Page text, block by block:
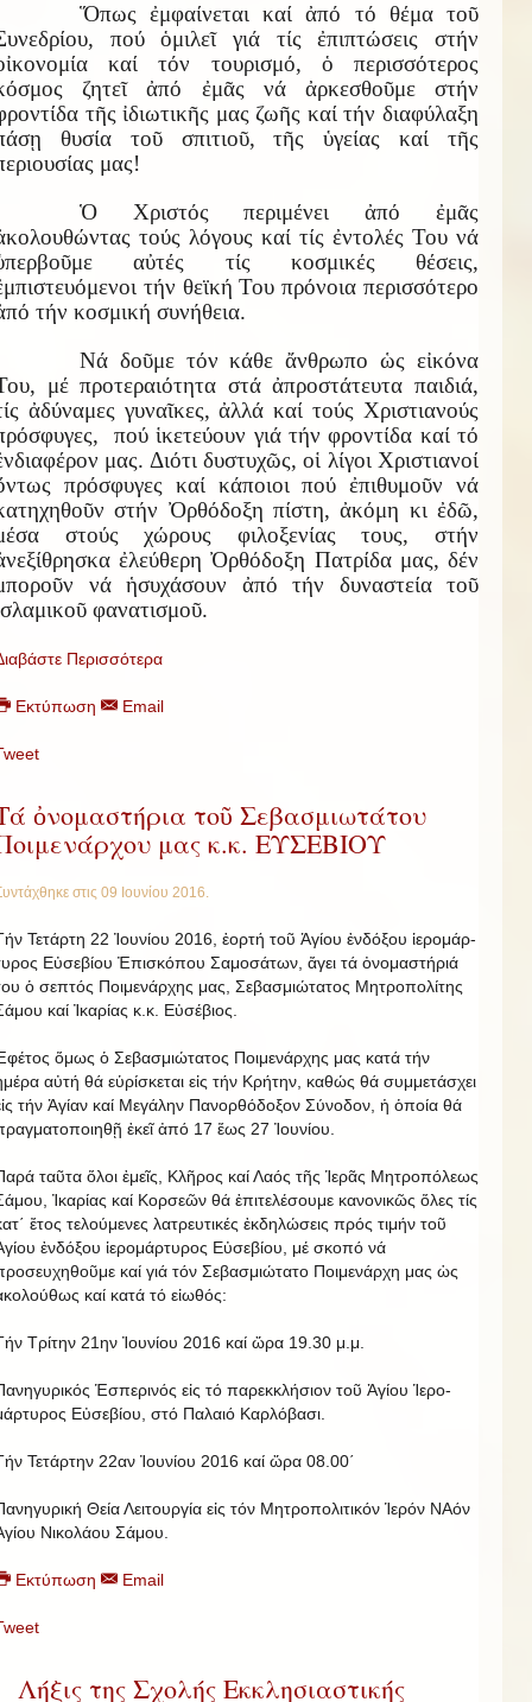
Ὅπως ἐμφαίνεται καί ἀπό τό θέμα τοῦ
πού ὁμιλεῖ γιά τίς ἐπιπτώσεις στήν
καί τόν τουρισμό, ὁ περισσότερος
ζητεῖ ἀπό ἐμᾶς νά ἀρκεσθοῦμε στήν
τῆς ἰδιωτικῆς μας ζωῆς καί τήν διαφύλαξη
θυσία τοῦ σπιτιοῦ, τῆς ὑγείας καί τῆς
μας!
Ὁ Χριστός περιμένει ἀπό ἐμᾶς
τούς λόγους καί τίς ἐντολές Του νά
αὐτές τίς κοσμικές θέσεις,
τήν θεϊκή Του πρόνοια περισσότερο
τήν κοσμική συνήθεια.
Νά δοῦμε τόν κάθε ἄνθρωπο ὡς εἰκόνα
μέ προτεραιότητα στά ἀπροστάτευτα παιδιά,
ἀδύναμες γυναῖκες, ἀλλά καί τούς Χριστιανούς
πού ἱκετεύουν γιά τήν φροντίδα καί τό
μας. Διότι δυστυχῶς, οἱ λίγοι Χριστιανοί
πρόσφυγες καί κάποιοι πού ἐπιθυμοῦν νά
στήν Ὀρθόδοξη πίστη, ἀκόμη κι ἐδῶ,
στούς χώρους φιλοξενίας τους, στήν
ἐλεύθερη Ὀρθόδοξη Πατρίδα μας, δέν
νά ἡσυχάσουν ἀπό τήν δυναστεία τοῦ
φανατισμοῦ.
Περισσότερα
Εκτύπωση Email
ὀνομαστήρια τοῦ Σεβασμιωτάτου
μας κ.κ. ΕΥΣΕΒΙΟΥ
στις 09 Ιουνίου 2016.
Τετάρτη 22 Ἰ­ου­νίου 2016, ἑ­ορτή τοῦ Ἁ­γίου ἐν­δό­ξου ἱ­ε­ρο­μάρ­
Εὐ­σε­βίου Ἐ­πι­σκό­που Σα­μο­σά­των, ἄ­γει τά ὀ­νο­μα­στή­ριά
ὁ σε­πτός Ποι­με­νάρ­χης μας, Σε­βα­σμι­ώ­τα­τος Μη­τρο­πο­λί­της
καί Ἰ­κα­ρίας κ.κ. Εὐ­σέ­βιος.
ὅμως ὁ Σεβασμιώτατος Ποιμενάρχης μας κατά τήν
αὐτή θά εὑρίσκεται εἰς τήν Κρήτην, καθώς θά συμμετάσχει
τήν Ἁγίαν καί Μεγάλην Πανορθόδοξον Σύνοδον, ἡ ὁποία θά
ἐκεῖ ἀπό 17 ἕως 27 Ἰουνίου.
ταῦτα ὅλοι ἐμεῖς, Κλῆρος καί Λαός τῆς Ἱερᾶς Μητροπόλεως
Ἰκαρίας καί Κορσεῶν θά ἐπιτελέσουμε κανονικῶς ὅλες τίς
ἔτος τελούμενες λατρευτικές ἐκδηλώσεις πρός τιμήν τοῦ
ἐνδόξου ἱερομάρτυρος Εὐσεβίου, μέ σκοπό νά
καί γιά τόν Σεβασμιώτατο Ποιμενάρχη μας ὡς
καί κατά τό εἰωθός:
Τρίτην 21ην Ἰ­ου­νίου 2016 καί ὥρα 19.30 μ.μ.
Ἑ­σπε­ρι­νός εἰς τό πα­ρεκ­κλή­σιον τοῦ Ἁ­γίου Ἱ­ε­ρο­
Εὐ­σε­βίου, στό Πα­λαιό Καρ­λό­βασι.
Τετάρτην 22αν Ἰ­ου­νίου 2016 καί ὥρα 08.00΄
Θεία Λει­τουρ­γία εἰς τόν Μητροπολιτικόν Ἱερόν ΝΑόν
Νικολάου Σάμου.
Εκτύπωση Email
Λήξις της Σχολής Εκκλησιαστικής